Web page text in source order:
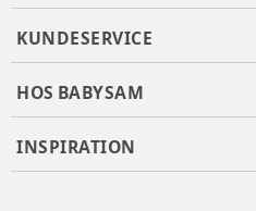
KUNDESERVICE
HOS BABYSAM
INSPIRATION